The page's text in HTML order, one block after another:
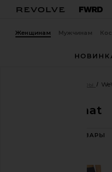
Женщинам Мужчинам
Дизайнеры
WeWoreWhat
ТОВАРЫ